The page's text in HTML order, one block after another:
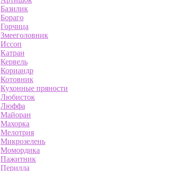
Базилик
Бораго
Горчица
Змееголовник
Иссоп
Катран
Кервель
Кориандр
Котовник
Кухонные пряности
Любисток
Люффа
Майоран
Махорка
Мелотрия
Микрозелень
Момордика
Пажитник
Перилла